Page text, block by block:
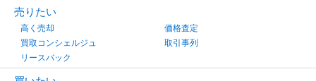
売りたい
高く売却
価格査定
買取コンシェルジュ
取引事列
リースバック